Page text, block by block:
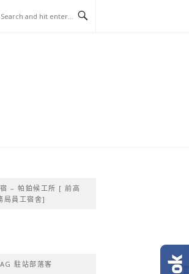
– 帕鉑候工所 [ 前高
局員工宿舍]
駐站部落客